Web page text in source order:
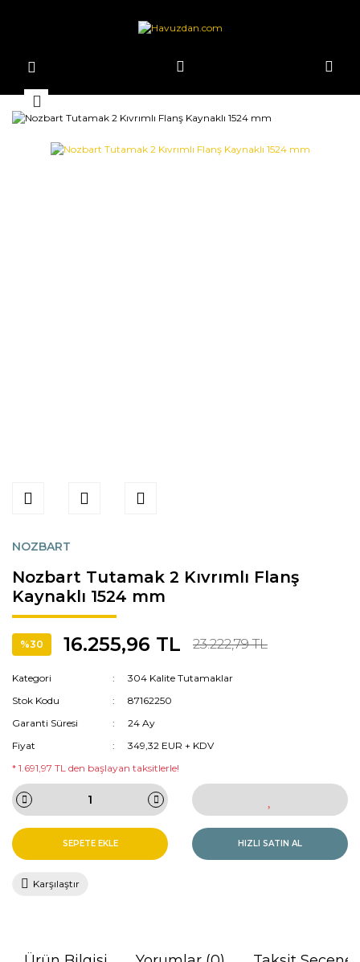
NOZBART
Nozbart Tutamak 2 Kıvrımlı Flanş
Kaynaklı 1524 mm
%30 16.255,96 TL 23.222,79 TL
Kategori
304 Kalite Tutamaklar
Stok Kodu
87162250
Garanti Süresi
24 Ay
Fiyat
349,32 EUR + KDV
* 1.691,97 TL den başlayan taksitlerle!
SEPETE EKLE HIZLI SATIN AL
Karşılaştır